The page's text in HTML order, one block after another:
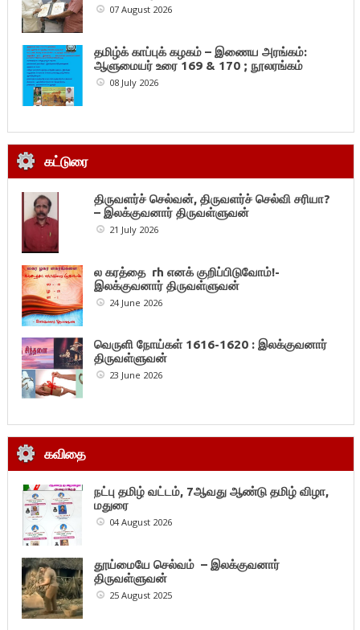
07 August 2026
தமிழ்க் காப்புக் கழகம் – இணைய அரங்கம்:
ஆளுமையர் உரை 169 & 170 ; நூலரங்கம்
08 July 2026
கட்டுரை
திருவளர்ச் செல்வன், திருவளர்ச் செல்வி சரியா?
– இலக்குவனார் திருவள்ளுவன்
21 July 2026
ல கரத்தை rh எனக் குறிப்பிடுவோம்!-
இலக்குவனார் திருவள்ளுவன்
24 June 2026
வெருளி நோய்கள் 1616-1620 : இலக்குவனார்
திருவள்ளுவன்
23 June 2026
கவிதை
நட்பு தமிழ் வட்டம், 7ஆவது ஆண்டு தமிழ் விழா,
மதுரை
04 August 2026
தூய்மையே செல்வம் – இலக்குவனார்
திருவள்ளுவன்
25 August 2025